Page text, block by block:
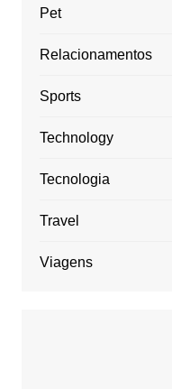
Pet
Relacionamentos
Sports
Technology
Tecnologia
Travel
Viagens